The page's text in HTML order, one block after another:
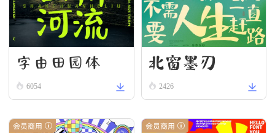
字由田园体
6054
北窗墨刃
2426
会员商用 会员商用